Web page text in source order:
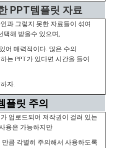
PPT템플릿 자료
과 그렇지 못한 자료들이 섞여
택해 받을수 있으며,
어 매력적이다. 많은 수의
는 PPT가 있다면 시간을 들여
자.
플릿 주의
업로드되어 저작권이 걸려 있는
용은 가능하지만
큼 각별히 주의해서 사용하도록